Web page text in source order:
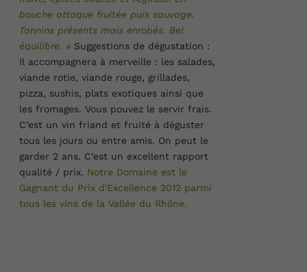
bouche attaque fruitée puis sauvage.
Tannins présents mais enrobés. Bel
équilibre. » Suggestions de dégustation :
Il accompagnera à merveille : les salades,
viande rotie, viande rouge, grillades,
pizza, sushis, plats exotiques ainsi que
les fromages. Vous pouvez le servir frais.
C’est un vin friand et fruité à déguster
tous les jours ou entre amis. On peut le
garder 2 ans. C’est un excellent rapport
qualité / prix. Notre Domaine est le
Gagnant du Prix d'Excellence 2012 parmi
tous les vins de la Vallée du Rhône.